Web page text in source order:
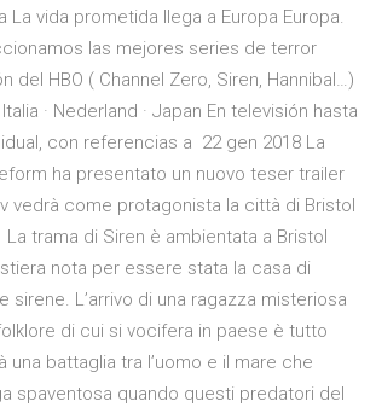
La vida prometida llega a Europa Europa.
las mejores series de terror
del HBO ( Channel Zero, Siren, Hannibal…)
Italia · Nederland · Japan En televisión hasta
con referencias a 22 gen 2018 La
ha presentato un nuovo teser trailer
vedrà come protagonista la città di Bristol
trama di Siren è ambientata a Bristol
nota per essere stata la casa di
sirene. L’arrivo di una ragazza misteriosa
di cui si vocifera in paese è tutto
una battaglia tra l’uomo e il mare che
spaventosa quando questi predatori del